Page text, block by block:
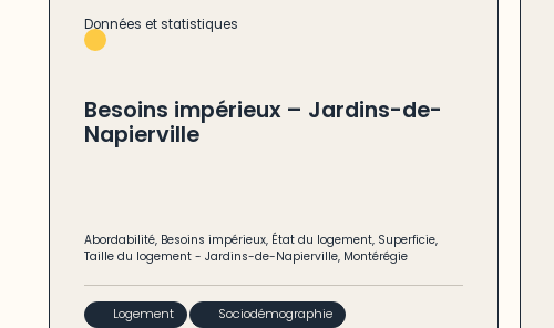
Données et statistiques
Besoins impérieux – Jardins-de-
Napierville
Abordabilité, Besoins impérieux, État du logement, Superficie,
Taille du logement- Jardins-de-Napierville, Montérégie
Logement Sociodémographie